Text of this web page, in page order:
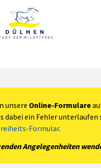
unsere Online-Formulare
dabei ein Fehler
Formular.
Angelegenheiten